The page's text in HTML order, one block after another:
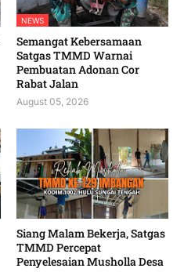
NEWS
Semangat Kebersamaan
Satgas TMMD Warnai
Pembuatan Adonan Cor
Rabat Jalan
August 05, 2026
Siang Malam Bekerja, Satgas
TMMD Percepat
Penyelesaian Musholla Desa